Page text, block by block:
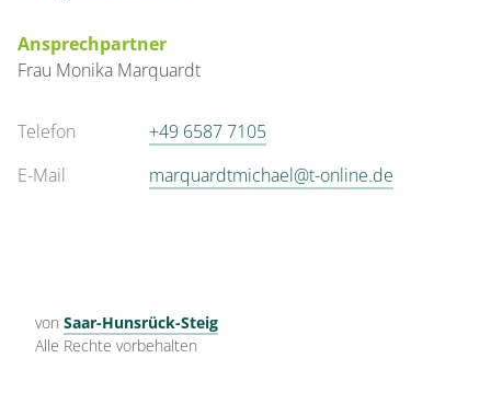
Ansprechpartner
Frau Monika Marquardt
Telefon
+49 6587 7105
E-Mail
marquardtmichael@t-online.de
von Saar-Hunsrück-Steig
Alle Rechte vorbehalten